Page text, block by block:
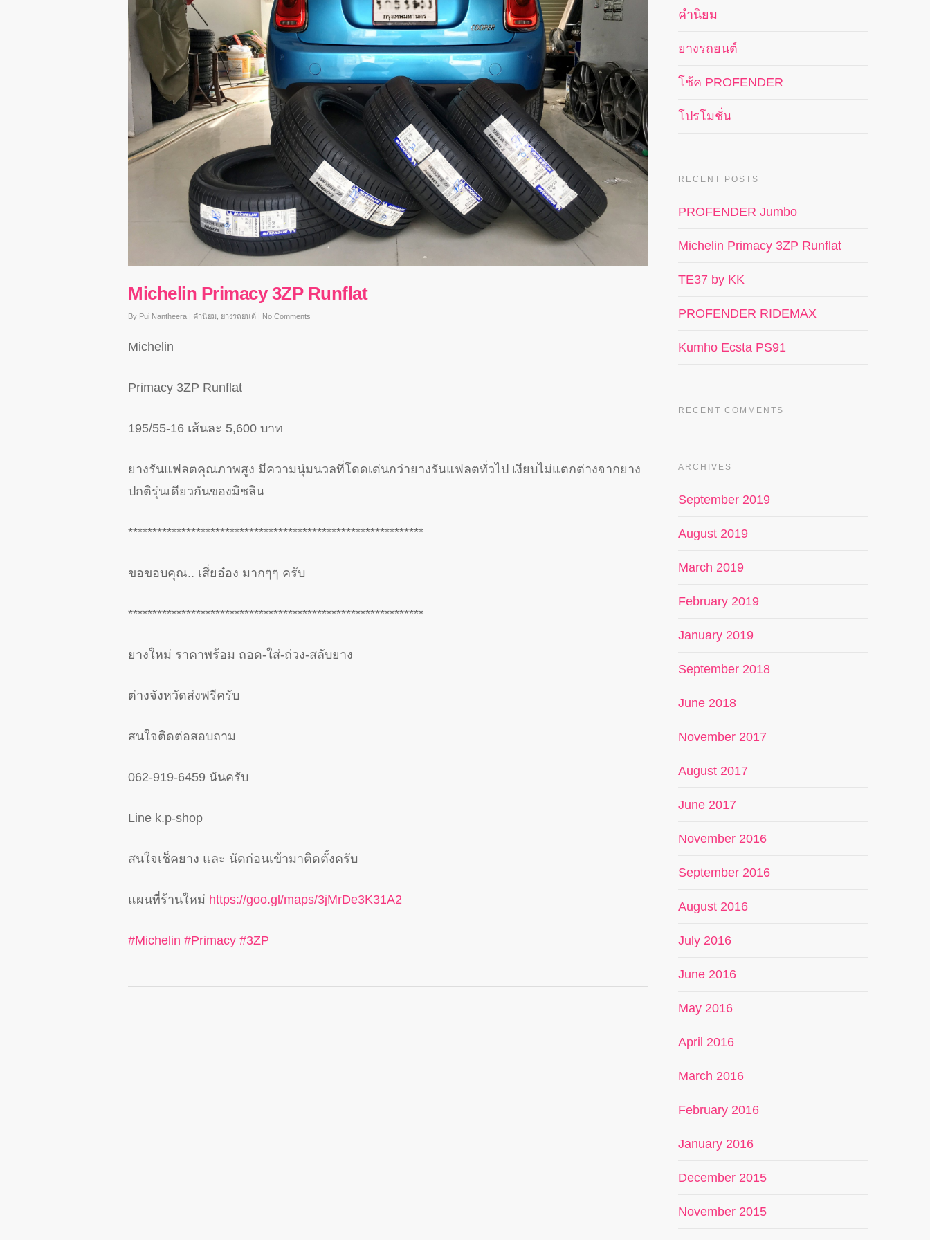
Michelin Primacy 3ZP Runflat
By Pui Nantheera | คำนิยม ยางรถยนต์ | No Comments
Michelin
Primacy 3ZP Runflat
195/55-16 เส้นละ 5,600 บาท
ยางรันแฟลตคุณภาพสูง มีความนุ่มนวลที่โดดเด่นกว่ายางรันแฟลตทั่วไป เงียบไม่แตกต่างจากยาง
ปกติรุ่นเดียวกันของมิชลิน
*************************************************************
ขอขอบคุณ.. เสี่ยอ๋อง มากๆๆ ครับ
*************************************************************
ยางใหม่ ราคาพร้อม ถอด-ใส่-ถ่วง-สลับยาง
ต่างจังหวัดส่งฟรีครับ
สนใจติดต่อสอบถาม
062-919-6459 นันครับ
Line k.p-shop
สนใจเช็คยาง และ นัดก่อนเข้ามาติดตั้งครับ
แผนที่ร้านใหม่ https://goo.gl/maps/3jMrDe3K31A2
#Michelin #Primacy #3ZP
คำนิยม
ยางรถยนต์
โช้ค PROFENDER
โปรโมชั่น
RECENT POSTS
PROFENDER Jumbo
Michelin Primacy 3ZP Runflat
TE37 by KK
PROFENDER RIDEMAX
Kumho Ecsta PS91
RECENT COMMENTS
ARCHIVES
September 2019
August 2019
March 2019
February 2019
January 2019
September 2018
June 2018
November 2017
August 2017
June 2017
November 2016
September 2016
August 2016
July 2016
June 2016
May 2016
April 2016
March 2016
February 2016
January 2016
December 2015
November 2015